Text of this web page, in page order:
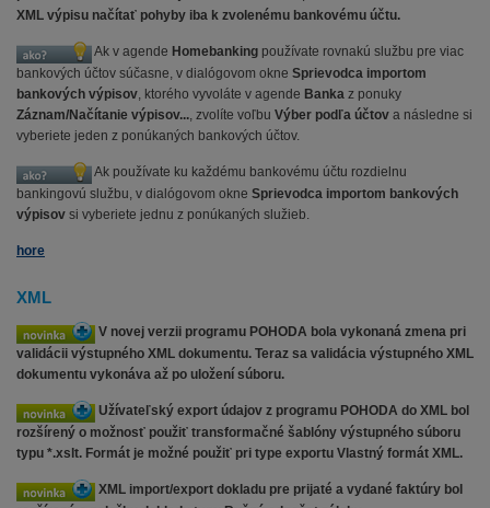
XML výpisu načítať pohyby iba k zvolenému bankovému účtu.
Ak v agende Homebanking používate rovnakú službu pre viac
bankových účtov súčasne, v dialógovom okne Sprievodca importom
bankových výpisov, ktorého vyvoláte v agende Banka z ponuky
Záznam/Načítanie výpisov..., zvolíte voľbu Výber podľa účtov a následne si
vyberiete jeden z ponúkaných bankových účtov.
Ak používate ku každému bankovému účtu rozdielnu
bankingovú službu, v dialógovom okne Sprievodca importom bankových
výpisov si vyberiete jednu z ponúkaných služieb.
hore
XML
V novej verzii programu POHODA bola vykonaná zmena pri
validácii výstupného XML dokumentu. Teraz sa validácia výstupného XML
dokumentu vykonáva až po uložení súboru.
Užívateľský export údajov z programu POHODA do XML bol
rozšírený o možnosť použiť transformačné šablóny výstupného súboru
typu *.xslt. Formát je možné použiť pri type exportu Vlastný formát XML.
XML import/export dokladu pre prijaté a vydané faktúry bol